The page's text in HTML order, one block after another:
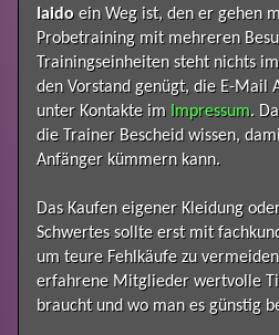
Iaido ein Weg ist, den er gehen
Probetraining mit mehreren
Trainingseinheiten steht nichts
den Vorstand genügt, die E-Mail
unter Kontakte im Impressum.
die Trainer Bescheid wissen,
Anfänger kümmern kann.
Das Kaufen eigener Kleidung
Schwertes sollte erst mit
um teure Fehlkäufe zu
erfahrene Mitglieder wertvolle
braucht und wo man es günstig